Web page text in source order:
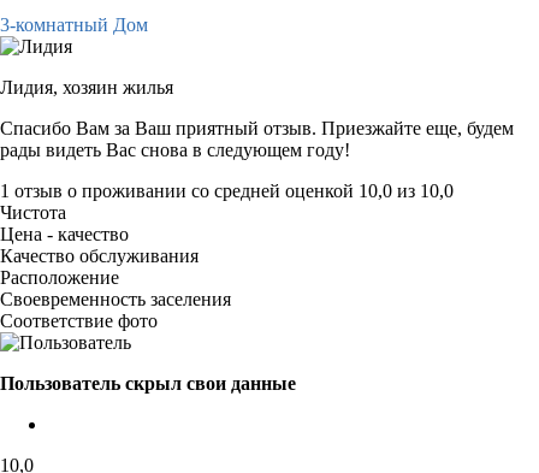
3-комнатный Дом
Лидия, хозяин жилья
Спасибо Вам за Ваш приятный отзыв. Приезжайте еще, будем
рады видеть Вас снова в следующем году!
1 отзыв о проживании со средней оценкой 10,0 из 10,0
Чистота
Цена - качество
Качество обслуживания
Расположение
Своевременность заселения
Соответствие фото
Пользователь скрыл свои данные
10,0